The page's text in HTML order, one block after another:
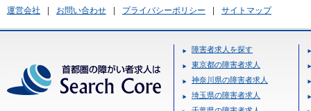
運営会社 お問い合わせ プライバシーポリシー サイトマップ
障害者求人を探す
東京都の障害者求人
神奈川県の障害者求人
埼玉県の障害者求人